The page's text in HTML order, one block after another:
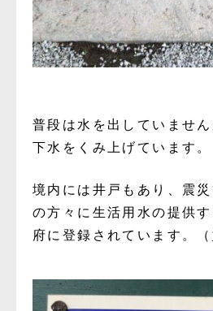
普段は水を出していませ
下水をくみ上げています。
境内には井戸もあり、震
の方々に生活用水の提供
府に登録されています。（